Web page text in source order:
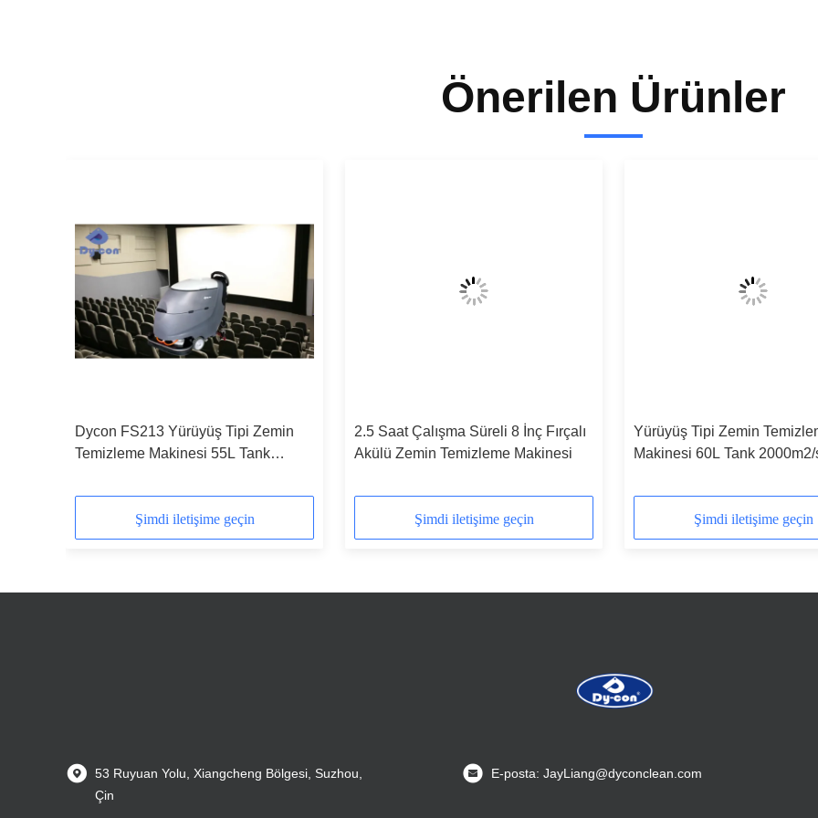
Önerilen Ürünler
Dycon FS213 Yürüyüş Tipi Zemin
Temizleme Makinesi 55L Tank
Şimdi iletişime geçin
2.5 Saat Çalışma Süreli 8 İnç Fırçalı
Akülü Zemin Temizleme Makinesi
Şimdi iletişime geçin
Yürüyüş Tipi Zemin
Makinesi 60L Tank 2000m2/
Şimdi iletişime geçin
53 Ruyuan Yolu, Xiangcheng Bölgesi, Suzhou,
Çin
E-posta: JayLiang@dyconclean.com